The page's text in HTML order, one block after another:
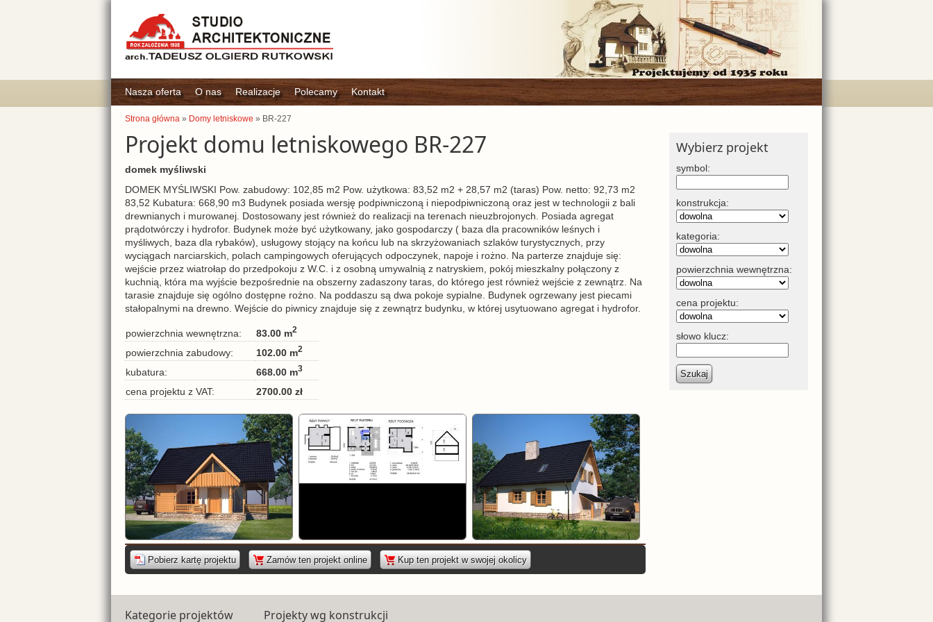
Nasza oferta O nas Realizacje Polecamy Kontakt
Strona główna » Domy letniskowe » BR-227
Projekt domu letniskowego BR-227
domek myśliwski
DOMEK MYŚLIWSKI Pow. zabudowy: 102,85 m2 Pow. użytkowa: 83,52 m2 + 28,57 m2 (taras) Pow. netto: 92,73 m2
83,52 Kubatura: 668,90 m3 Budynek posiada wersję podpiwniczoną i niepodpiwniczoną oraz jest w technologii z bali
drewnianych i murowanej. Dostosowany jest również do realizacji na terenach nieuzbrojonych. Posiada agregat
prądotwórczy i hydrofor. Budynek może być użytkowany, jako gospodarczy ( baza dla pracowników leśnych i
myśliwych, baza dla rybaków), usługowy stojący na końcu lub na skrzyżowaniach szlaków turystycznych, przy
wyciągach narciarskich, polach campingowych oferujących odpoczynek, napoje i rożno. Na parterze znajduje się:
wejście przez wiatrołap do przedpokoju z W.C. i z osobną umywalnią z natryskiem, pokój mieszkalny połączony z
kuchnią, która ma wyjście bezpośrednie na obszerny zadaszony taras, do którego jest również wejście z zewnątrz. Na
tarasie znajduje się ogólno dostępne rożno. Na poddaszu są dwa pokoje sypialne. Budynek ogrzewany jest piecami
stałopalnymi na drewno. Wejście do piwnicy znajduje się z zewnątrz budynku, w której usytuowano agregat i hydrofor.
powierzchnia wewnętrzna: 83.00 m2
powierzchnia zabudowy: 102.00 m2
kubatura: 668.00 m3
cena projektu z VAT: 2700.00 zł
Pobierz kartę projektu Zamów ten projekt online Kup ten projekt w swojej okolicy
Wybierz projekt
symbol:
konstrukcja:
kategoria:
powierzchnia wewnętrzna:
cena projektu:
słowo klucz:
Szukaj
Kategorie projektów Projekty wg konstrukcji